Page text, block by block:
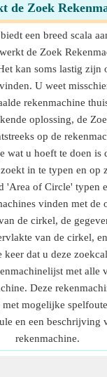
de Zoek
een breed scala
de Zoek
kan soms lastig zijn
U weet
rekenmachine
oplossing, de
op de
wat u hoeft te doen is
in te typen en op
'Area of Circle' typen
vinden met de
de cirkel, de
van de cirkel,
keer dat u deze
met alle
Deze
mogelijke
en een beschrijving
rekenmachine.